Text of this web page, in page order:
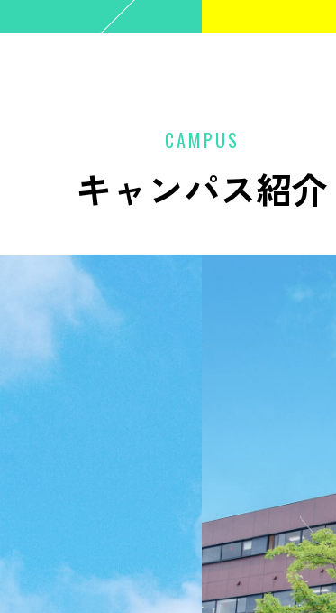
CAMPUS
キャンパス紹介